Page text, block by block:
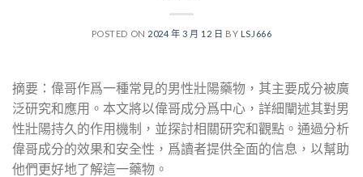
POSTED ON 2024 年 3 月 12 日 BY LSJ666
摘要：偉哥作爲一種常見的男性壯陽藥物，其主要成分被廣
泛研究和應用。本文將以偉哥成分爲中心，詳細闡述其對男
性壯陽持久的作用機制，並探討相關研究和觀點。通過分析
偉哥成分的效果和安全性，爲讀者提供全面的信息，以幫助
他們更好地了解這一藥物。